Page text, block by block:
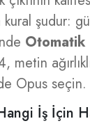
kural şudur:
Otomatik
metin
Opus seçin.
İş İçin